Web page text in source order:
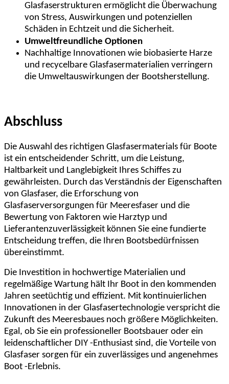
Glasfaserstrukturen ermöglicht die Überwachung
von Stress, Auswirkungen und potenziellen
Schäden in Echtzeit und die Sicherheit.
Umweltfreundliche Optionen
Nachhaltige Innovationen wie biobasierte Harze
und recycelbare Glasfasermaterialien verringern
die Umweltauswirkungen der Bootsherstellung.
Abschluss
Die Auswahl des richtigen Glasfasermaterials für Boote
ist ein entscheidender Schritt, um die Leistung,
Haltbarkeit und Langlebigkeit Ihres Schiffes zu
gewährleisten. Durch das Verständnis der Eigenschaften
von Glasfaser, die Erforschung von
Glasfaserversorgungen für Meeresfaser und die
Bewertung von Faktoren wie Harztyp und
Lieferantenzuverlässigkeit können Sie eine fundierte
Entscheidung treffen, die Ihren Bootsbedürfnissen
übereinstimmt.
Die Investition in hochwertige Materialien und
regelmäßige Wartung hält Ihr Boot in den kommenden
Jahren seetüchtig und effizient. Mit kontinuierlichen
Innovationen in der Glasfasertechnologie verspricht die
Zukunft des Meeresbaues noch größere Möglichkeiten.
Egal, ob Sie ein professioneller Bootsbauer oder ein
leidenschaftlicher DIY -Enthusiast sind, die Vorteile von
Glasfaser sorgen für ein zuverlässiges und angenehmes
Boot -Erlebnis.